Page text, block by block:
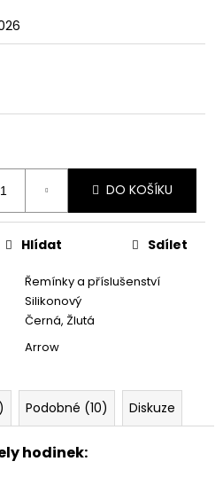
DO KOŠÍKU
Řemínky a příslušenství
Silikonový
Černá, Žlutá
Arrow
Hlídat Sdílet
Podobné (10) Diskuze
hodinek: